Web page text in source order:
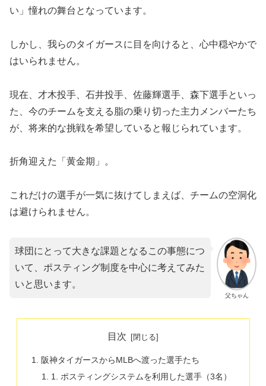
い」憧れの舞台となっています。
​しかし、我らのタイガースに目を向けると、心中穏やかで
はいられません。
現在、才木投手、石井投手、佐藤輝選手、森下選手といっ
た、今のチームを支える脂の乗り切った主力メンバーたち
が、将来的な挑戦を希望していると報じられています。
​折角迎えた「黄金期」。
これだけの選手が一気に抜けてしまえば、チームの空洞化
は避けられません。
父ちゃん
球団にとって大きな課題となるこの事態につ
いて、ポスティング制度を中心に考えてみた
いと思います。
目次
​阪神タイガースからMLBへ渡った選手たち
1. ポスティングシステムを利用した選手（3名）